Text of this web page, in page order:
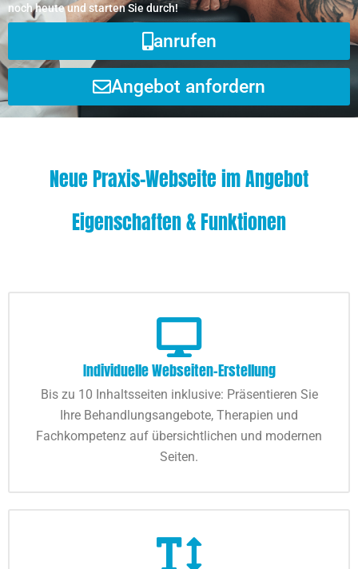
noch heute und starten Sie durch!
anrufen
Angebot anfordern
Neue Praxis-Webseite im Angebot
Eigenschaften & Funktionen
Individuelle Webseiten-Erstellung
Bis zu 10 Inhaltsseiten inklusive: Präsentieren Sie
Ihre Behandlungsangebote, Therapien und
Fachkompetenz auf übersichtlichen und modernen
Seiten.